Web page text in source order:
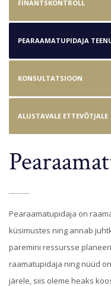
FINANTSKONTROLL
PEARAAMATUPIDAJA
KONSULTATSIOON
ALUSTAVALE ETTEVÕTJALE
Pearaamatupidaja on
küsimustes ning annab
paremini ressursse
raamatupidaja ning nüüd
järele, siis oleme heaks